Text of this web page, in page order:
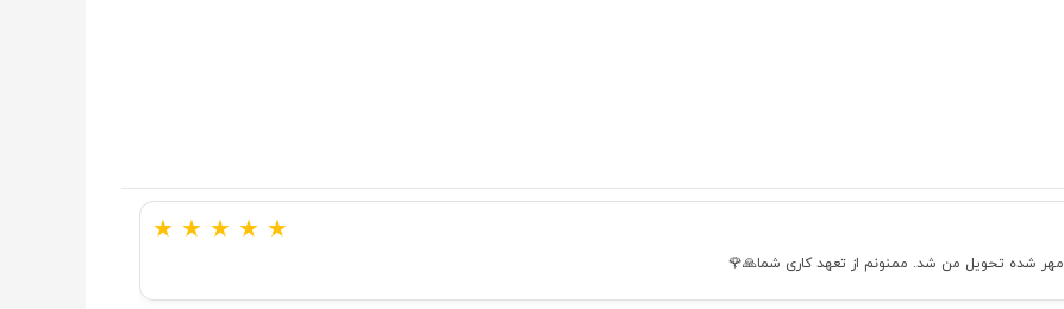
★ ★ ★ ★ ★
مهر شده تحویل من شد. ممنونم از تعهد کاری شما🙏🌹